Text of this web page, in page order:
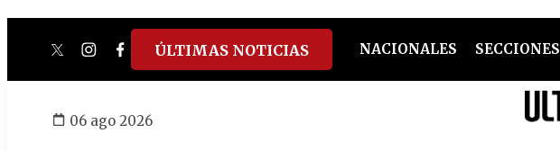
twitterinstagram
facebook
tiktokyoutube
spotify
ÚLTIMAS NOTICIAS NACIONALES SECCIONES
06 ago 2026